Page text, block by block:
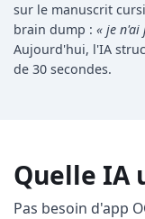
sur le manuscrit
brain dump : « je n'ai
Aujourd'hui, l'IA
de 30 secondes.
Quelle IA
Pas besoin d'app